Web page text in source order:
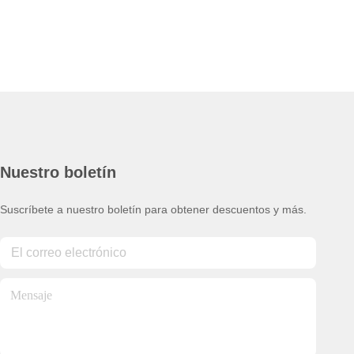
Nuestro boletín
Suscríbete a nuestro boletín para obtener descuentos y más.